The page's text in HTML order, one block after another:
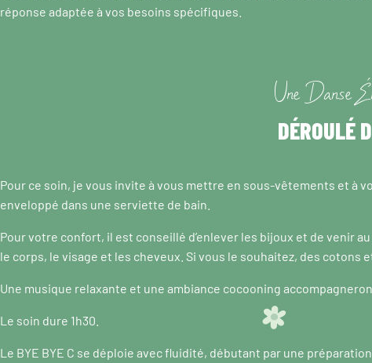
réponse adaptée à vos besoins spécifiques.
Une Danse
DÉROULÉ
Pour ce soin, je vous invite à vous mettre en sous-vêtements et à
enveloppé dans une serviette de bain.
Pour votre confort, il est conseillé d’enlever les bijoux et de venir
le corps, le visage et les cheveux. Si vous le souhaitez, des cotons
Une musique relaxante et une ambiance cocooning
Le soin dure 1h30.
Le BYE BYE C se déploie avec fluidité, débutant par une